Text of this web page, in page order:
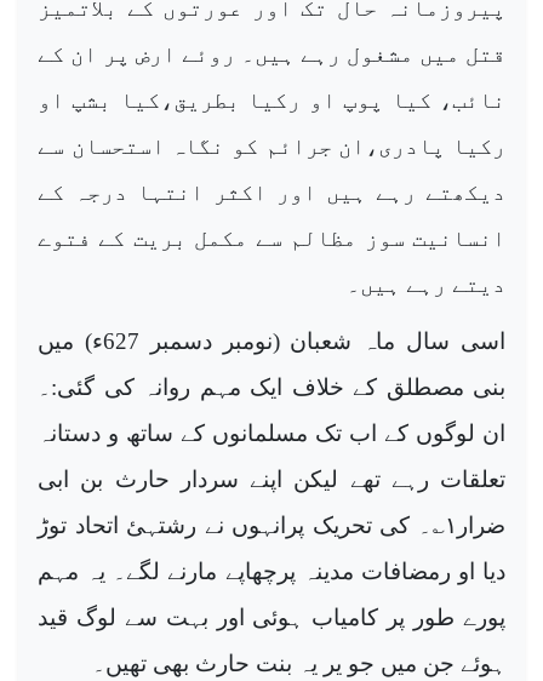
پیروزمانہ حال تک اور عورتوں کے بلاتمیز
قتل میں مشغول رہے ہیں۔ روئے ارض پر ان کے
نائب، کیا پوپ او رکیا بطریق،کیا بشپ او
رکیا پادری،ان جرائم کو نگاہ استحسان سے
دیکھتے رہے ہیں اور اکثر انتہا درجہ کے
انسانیت سوز مظالم سے مکمل بریت کے فتوے
دیتے رہے ہیں۔
اسی سال ماہ شعبان (نومبر دسمبر 627ء) میں
بنی مصطلق کے خلاف ایک مہم روانہ کی گئی:۔
ان لوگوں کے اب تک مسلمانوں کے ساتھ و دستانہ
تعلقات رہے تھے لیکن اپنے سردار حارث بن ابی
ضرار ۱؎۔ کی تحریک پرانہوں نے رشتہئ اتحاد توڑ
دیا او رمضافات مدینہ پرچھاپے مارنے لگے۔ یہ مہم
پورے طور پر کامیاب ہوئی اور بہت سے لوگ قید
ہوئے جن میں جو یر یہ بنت حارث بھی تھیں۔